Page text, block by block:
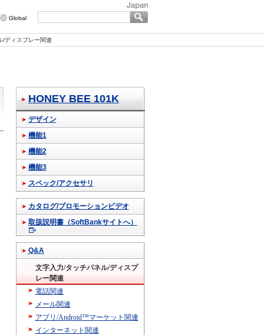
Global
/ディスプレー関連
HONEY BEE 101K
デザイン
機能1
機能2
機能3
スペック/アクセサリ
カタログ/プロモーションビデオ
取扱説明書（SoftBankサイトへ）
Q&A
文字入力/タッチパネル/ディスプ
レー関連
電話関連
メール関連
アプリ/Android™マーケット関連
インターネット関連